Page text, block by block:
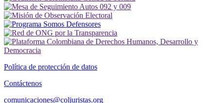
Política de protección de datos
Contáctenos
comunicaciones@coljuristas.org